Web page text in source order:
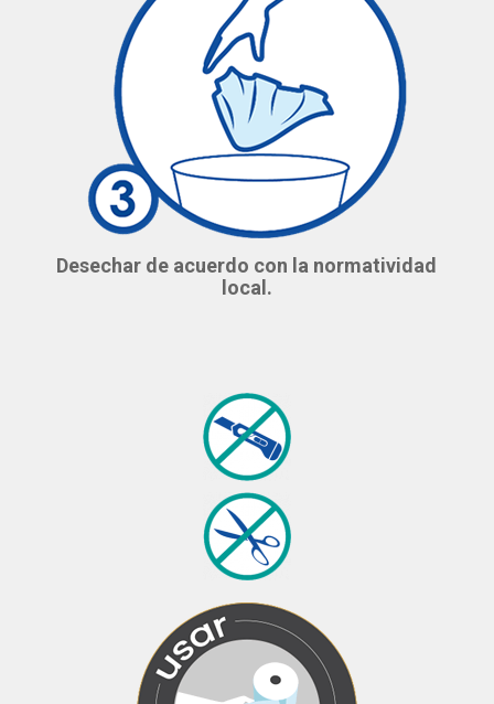
Desechar de acuerdo con la normatividad
local.